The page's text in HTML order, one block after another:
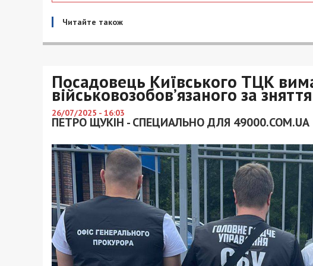
Читайте також
Посадовець Київського ТЦК
військовозобов’язаного за
26/07/2025 - 16:03
ПЕТРО ЩУКІН - СПЕЦИАЛЬНО ДЛЯ 49000.COM.UA